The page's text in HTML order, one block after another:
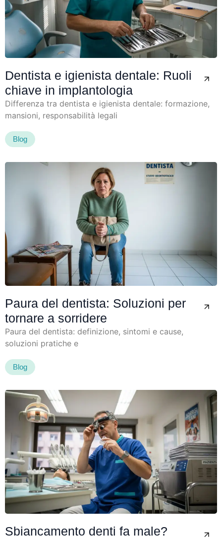
Dentista e igienista dentale: Ruoli
chiave in implantologia
Differenza tra dentista e igienista dentale: formazione,
mansioni, responsabilità legali
Blog
Paura del dentista: Soluzioni per
tornare a sorridere
Paura del dentista: definizione, sintomi e cause,
soluzioni pratiche e
Blog
Sbiancamento denti fa male?